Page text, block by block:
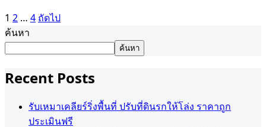
1 2 … 4 ถัดไป
ค้นหา
ค้นหา
Recent Posts
รับเหมาเคลียร์ริ่งพื้นที่ ปรับที่ดินรกให้โล่ง ราคาถูก
ประเมินฟรี